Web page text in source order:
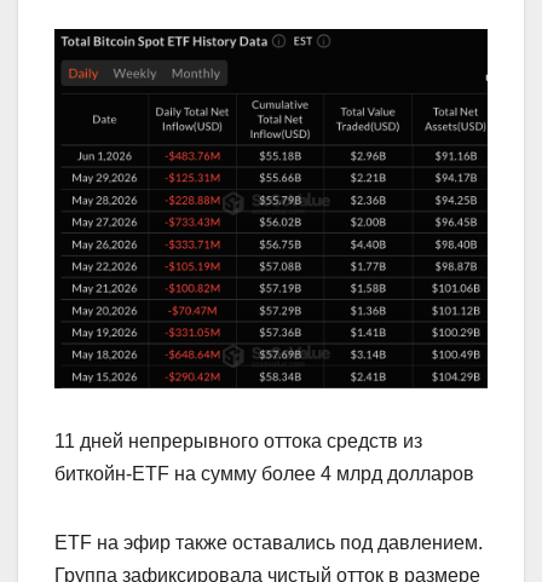
11 дней непрерывного оттока средств из
биткойн-ETF на сумму более 4 млрд долларов
ETF на эфир также оставались под давлением.
Группа зафиксировала чистый отток в размере